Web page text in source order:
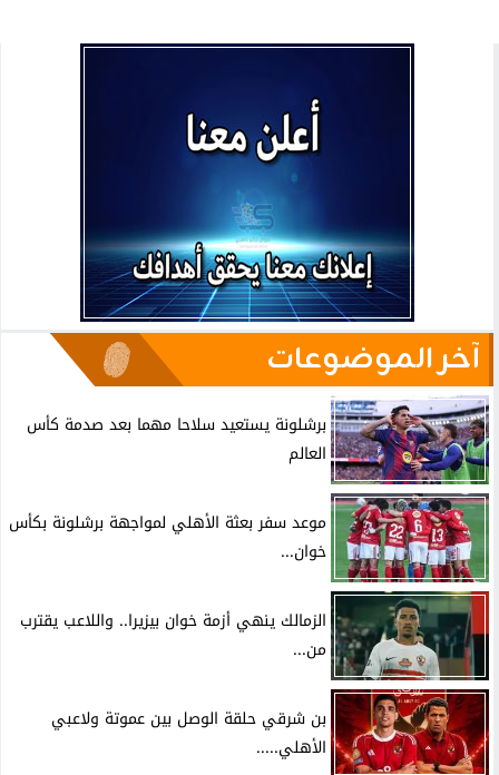
آخر الموضوعات
برشلونة يستعيد سلاحا مهما بعد صدمة كأس
العالم
موعد سفر بعثة الأهلي لمواجهة برشلونة بكأس
خوان...
الزمالك ينهي أزمة خوان بيزيرا.. واللاعب يقترب
من...
بن شرقي حلقة الوصل بين عموتة ولاعبي
الأهلي.....